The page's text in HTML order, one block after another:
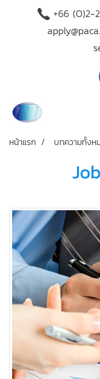
+66 (O)2-
หน้าแรก บทความทั้งห